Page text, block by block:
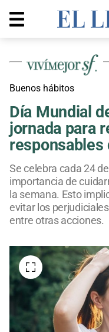
Buenos hábitos
Día Mundial
jornada para
responsables
Se celebra cada 24
importancia de
la semana. Esto
evitar los
entre otras acciones.